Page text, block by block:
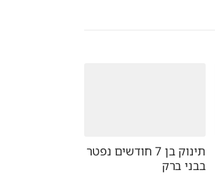
תינוק בן 7 חודשים נפטר
בבני ברק